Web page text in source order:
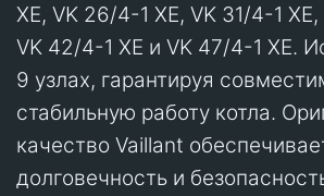
XE, VK 26/4-1 XE, VK 31/4-1
VK 42/4-1 XE и VK 47/4-1 XE.
9 узлах, гарантируя
стабильную работу котла.
качество Vaillant
долговечность и